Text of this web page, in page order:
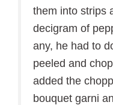
them into strips
decigram of
any, he had to
peeled and
added the
bouquet garni